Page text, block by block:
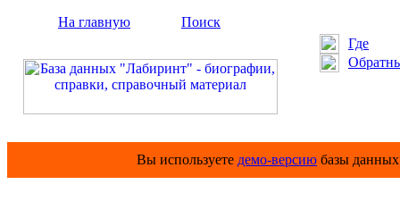
На главную
Поиск
Где
Вы используете демо-версию базы